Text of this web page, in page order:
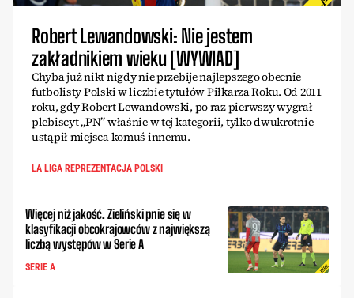
Robert Lewandowski: Nie jestem
zakładnikiem wieku [WYWIAD]
Chyba już nikt nigdy nie przebije najlepszego obecnie
futbolisty Polski w liczbie tytułów Piłkarza Roku. Od 2011
roku, gdy Robert Lewandowski, po raz pierwszy wygrał
plebiscyt „PN” właśnie w tej kategorii, tylko dwukrotnie
ustąpił miejsca komuś innemu.
LA LIGA REPREZENTACJA POLSKI
Więcej niż jakość. Zieliński pnie się w
klasyfikacji obcokrajowców z największą
liczbą występów w Serie A
SERIE A